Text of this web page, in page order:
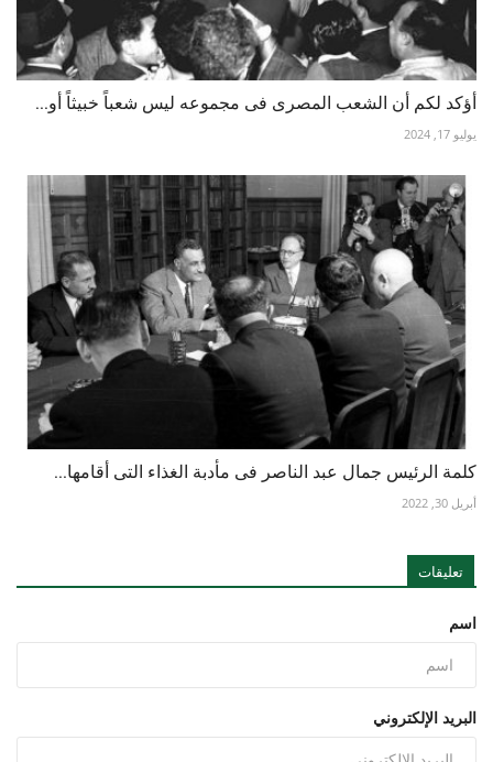
أؤكد لكم أن الشعب المصرى فى مجموعه ليس شعباً خبيثاً أو...
يوليو 17, 2024
كلمة الرئيس جمال عبد الناصر فى مأدبة الغذاء التى أقامها...
أبريل 30, 2022
تعليقات
اسم
البريد الإلكتروني